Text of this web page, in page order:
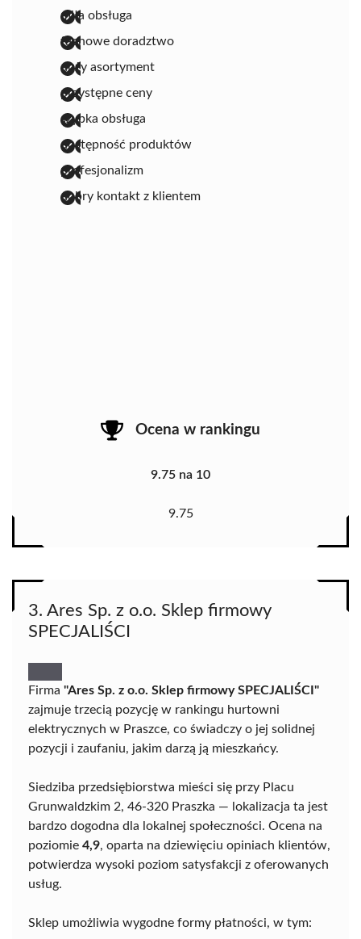
miła obsługa
fachowe doradztwo
duży asortyment
przystępne ceny
szybka obsługa
dostępność produktów
profesjonalizm
dobry kontakt z klientem
Ocena w rankingu
9.75 na 10
9.75
3. Ares Sp. z o.o. Sklep firmowy
SPECJALIŚCI
Firma "Ares Sp. z o.o. Sklep firmowy SPECJALIŚCI"
zajmuje trzecią pozycję w rankingu hurtowni
elektrycznych w Praszce, co świadczy o jej solidnej
pozycji i zaufaniu, jakim darzą ją mieszkańcy.
Siedziba przedsiębiorstwa mieści się przy Placu
Grunwaldzkim 2, 46-320 Praszka — lokalizacja ta jest
bardzo dogodna dla lokalnej społeczności. Ocena na
poziomie 4,9, oparta na dziewięciu opiniach klientów,
potwierdza wysoki poziom satysfakcji z oferowanych
usług.
Sklep umożliwia wygodne formy płatności, w tym: